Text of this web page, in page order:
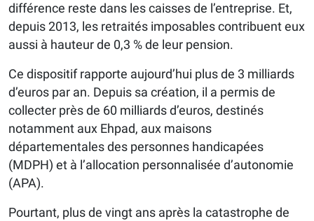
différence reste dans les caisses de l’entreprise. Et,
depuis 2013, les retraités imposables contribuent eux
aussi à hauteur de 0,3 % de leur pension.
Ce dispositif rapporte aujourd’hui plus de 3 milliards
d’euros par an. Depuis sa création, il a permis de
collecter près de 60 milliards d’euros, destinés
notamment aux Ehpad, aux maisons
départementales des personnes handicapées
(MDPH) et à l’allocation personnalisée d’autonomie
(APA).
Pourtant, plus de vingt ans après la catastrophe de